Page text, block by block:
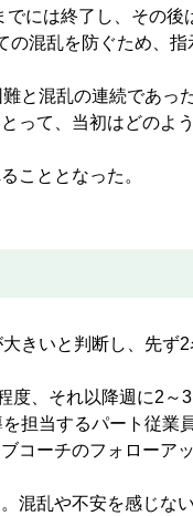
には終了し、その後
混乱を防ぐため、
と混乱の連続であっ
って、当初はどのよ
こととなった。
きいと判断し、先ず
、それ以降週に2～
担当するパート従業
コーチのフォローア
混乱や不安を感じな